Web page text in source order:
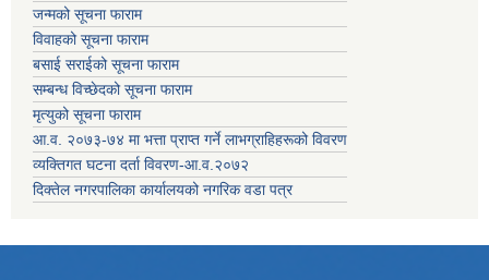
जन्मको सूचना फाराम
विवाहको सूचना फाराम
बसाई सराईको सूचना फाराम
सम्बन्ध विच्छेदको सूचना फाराम
मृत्युको सूचना फाराम
आ.व. २०७३-७४ मा भत्ता प्राप्त गर्ने लाभग्राहिहरूको विवरण
व्यक्तिगत घटना दर्ता विवरण-आ.व.२०७२
दिक्तेल नगरपालिका कार्यालयको नगरिक वडा पत्र